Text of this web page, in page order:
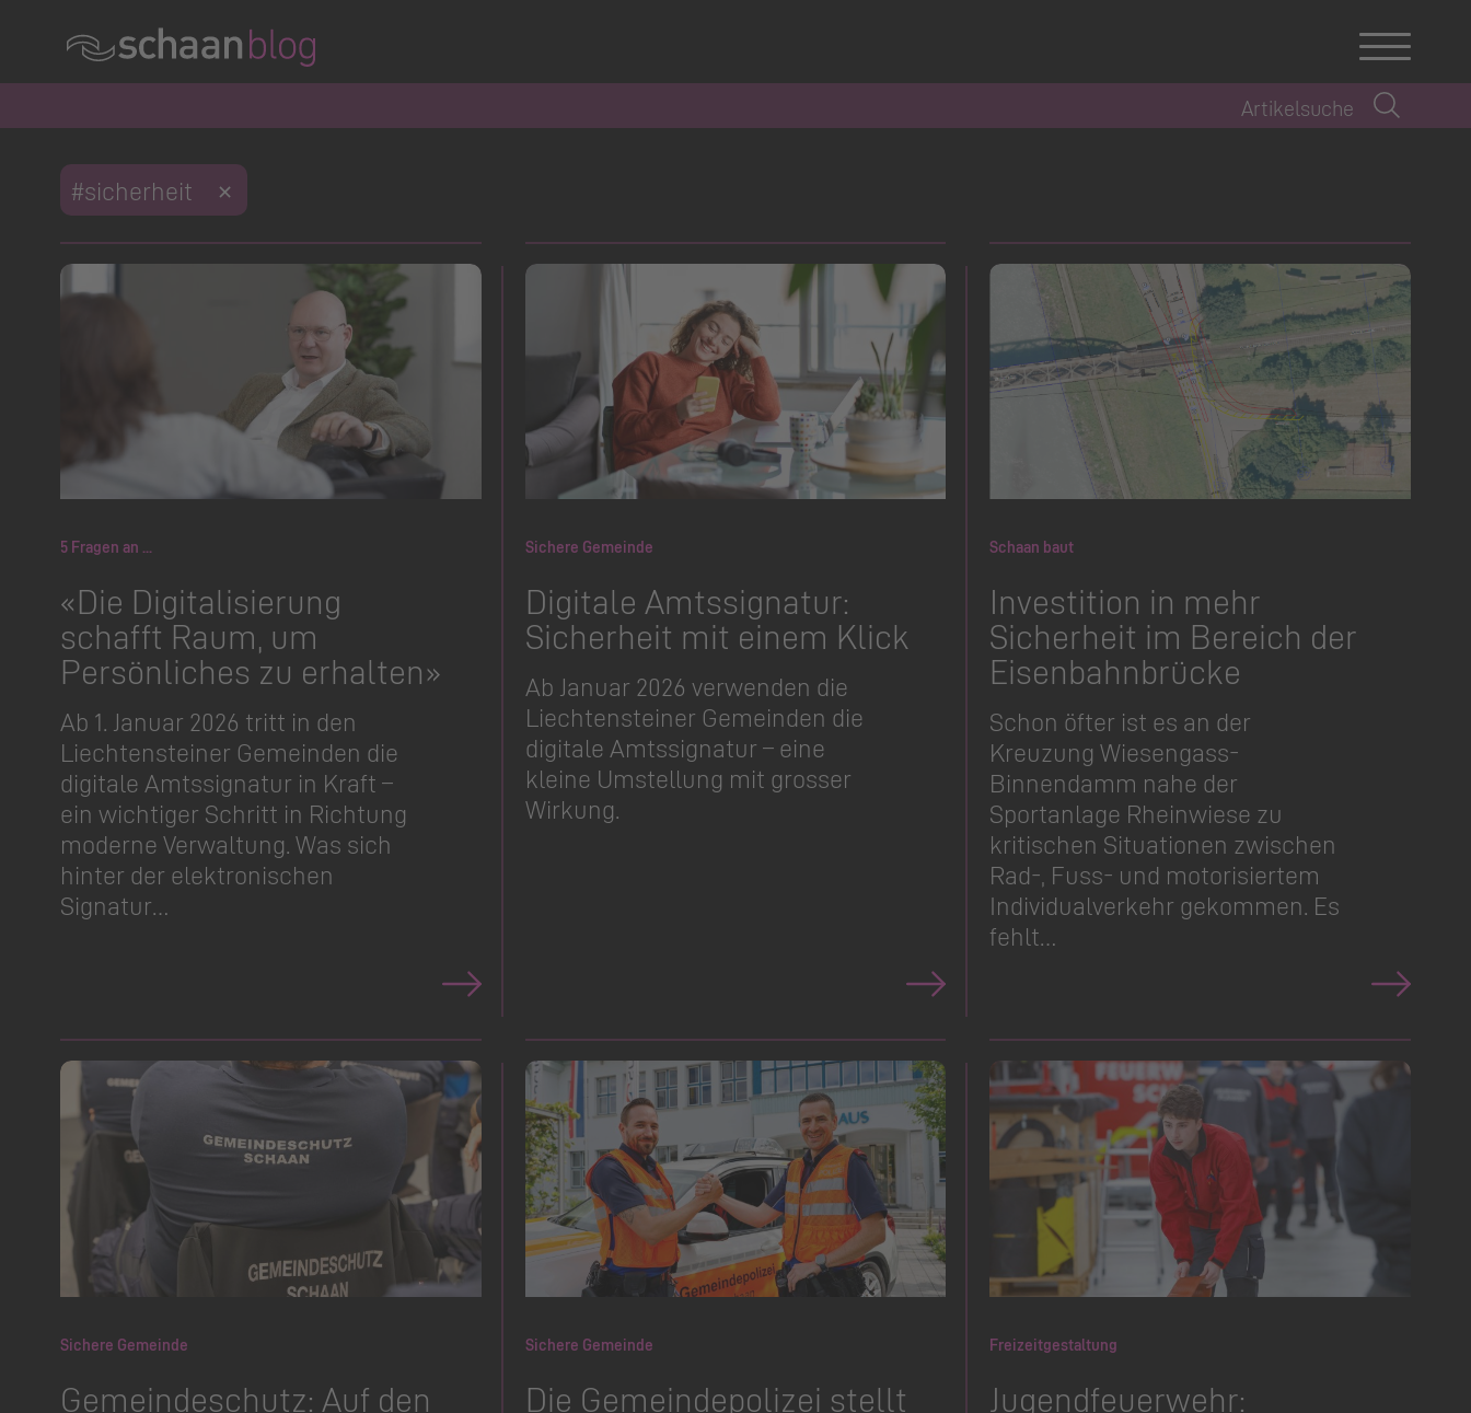
#sicherheit
5 Fragen an ...
«Die Digitalisierung
schafft Raum, um
Persönliches zu erhalten»
Ab 1. Januar 2026 tritt in den
Liechtensteiner Gemeinden die
digitale Amtssignatur in Kraft –
ein wichtiger Schritt in Richtung
moderne Verwaltung. Was sich
hinter der elektronischen
Signatur…
Sichere Gemeinde
​​​​​​​Digitale Amtssignatur:
Sicherheit mit einem Klick
Ab Januar 2026 verwenden die
Liechtensteiner Gemeinden die
digitale Amtssignatur – eine
kleine Umstellung mit grosser
Wirkung.
Schaan baut
Investition in mehr
Sicherheit im Bereich der
Eisenbahnbrücke
Schon öfter ist es an der
Kreuzung Wiesengass-
Binnendamm nahe der
Sportanlage Rheinwiese zu
kritischen Situationen zwischen
Rad-, Fuss- und motorisiertem
Individu­alverkehr gekommen. Es
fehlt…
Sichere Gemeinde
Gemeindeschutz: Auf den
Sichere Gemeinde
Die Gemeindepolizei stellt
Freizeitgestaltung
Jugendfeuerwehr: